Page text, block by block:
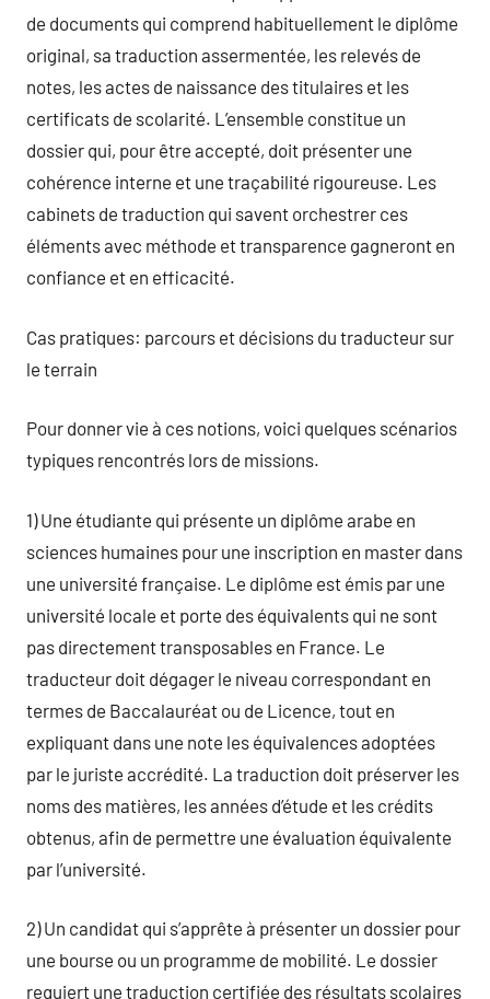
de documents qui comprend habituellement le diplôme
original, sa traduction assermentée, les relevés de
notes, les actes de naissance des titulaires et les
certificats de scolarité. L’ensemble constitue un
dossier qui, pour être accepté, doit présenter une
cohérence interne et une traçabilité rigoureuse. Les
cabinets de traduction qui savent orchestrer ces
éléments avec méthode et transparence gagneront en
confiance et en efficacité.
Cas pratiques: parcours et décisions du traducteur sur
le terrain
Pour donner vie à ces notions, voici quelques scénarios
typiques rencontrés lors de missions.
1) Une étudiante qui présente un diplôme arabe en
sciences humaines pour une inscription en master dans
une université française. Le diplôme est émis par une
université locale et porte des équivalents qui ne sont
pas directement transposables en France. Le
traducteur doit dégager le niveau correspondant en
termes de Baccalauréat ou de Licence, tout en
expliquant dans une note les équivalences adoptées
par le juriste accrédité. La traduction doit préserver les
noms des matières, les années d’étude et les crédits
obtenus, afin de permettre une évaluation équivalente
par l’université.
2) Un candidat qui s’apprête à présenter un dossier pour
une bourse ou un programme de mobilité. Le dossier
requiert une traduction certifiée des résultats scolaires